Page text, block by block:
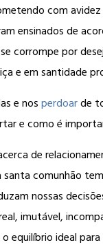
com
ensinados de
corrompe por
e em santidade
e nosperdoarde
e como é
de
comunhão
nossas
imutável,
equilíbrio ideal